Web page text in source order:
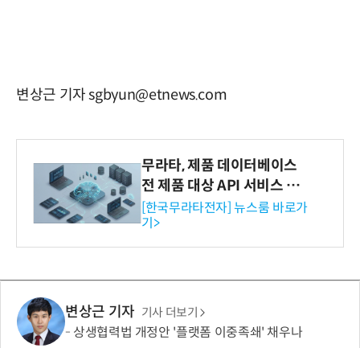
변상근 기자 sgbyun@etnews.com
무라타, 제품 데이터베이스
전 제품 대상 API 서비스 제
공…73개 제품 카테고리로
확대
[한국무라타전자] 뉴스룸 바로가
기>
변상근 기자 기사 더보기
상생협력법 개정안 '플랫폼 이중족쇄' 채우나